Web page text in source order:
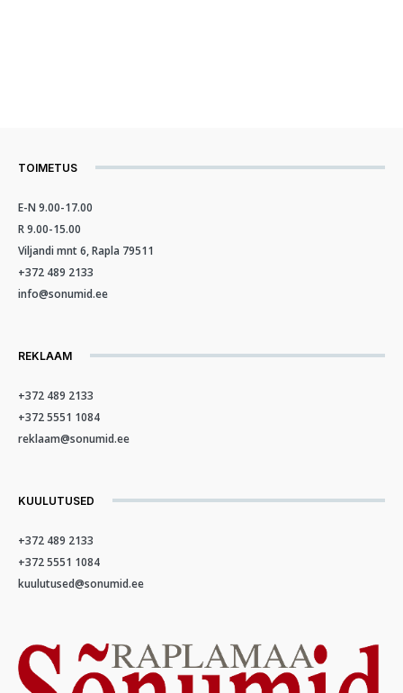
TOIMETUS
E-N 9.00-17.00
R 9.00-15.00
Viljandi mnt 6, Rapla 79511
+372 489 2133
info@sonumid.ee
REKLAAM
+372 489 2133
+372 5551 1084
reklaam@sonumid.ee
KUULUTUSED
+372 489 2133
+372 5551 1084
kuulutused@sonumid.ee